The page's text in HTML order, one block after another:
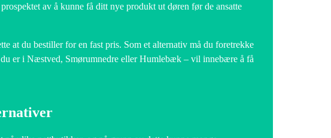
av å kunne få ditt nye produkt ut døren før de ansatte
at du bestiller for en fast pris. Som et alternativ må du foretrekke
er i Næstved, Smørumnedre eller Humlebæk – vil innebære å få